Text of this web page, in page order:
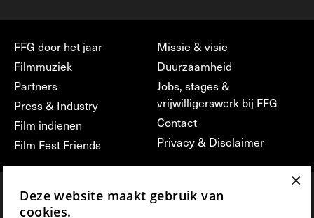
FFG door het jaar
Filmmuziek
Partners
Press & Industry
Film indienen
Film Fest Friends
Missie & visie
Duurzaamheid
Jobs, stages &
vrijwilligerswerk bij FFG
Contact
Privacy & Disclaimer
×
Deze website maakt gebruik van
cookies.